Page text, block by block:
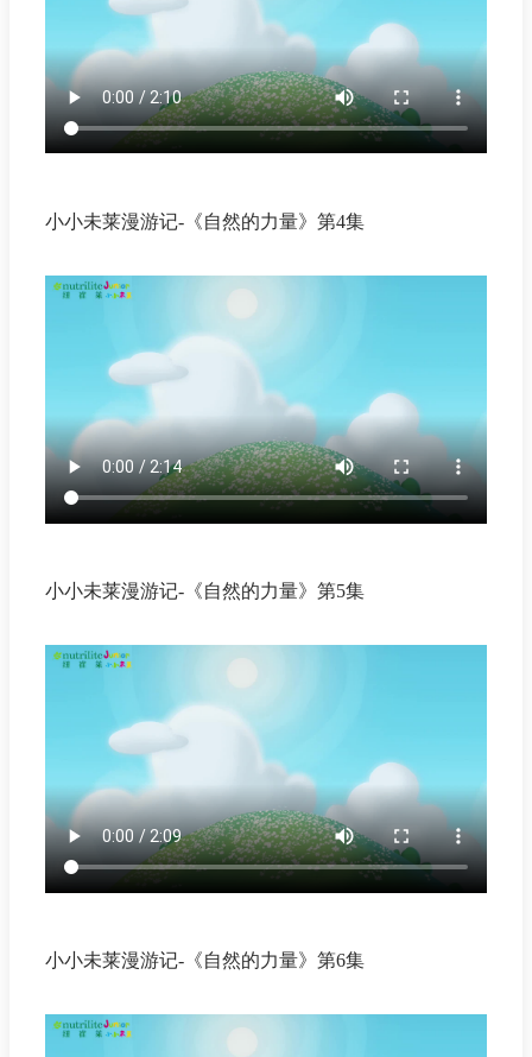
小小未莱漫游记-《自然的力量》第4集
小小未莱漫游记-《自然的力量》第5集
小小未莱漫游记-《自然的力量》第6集